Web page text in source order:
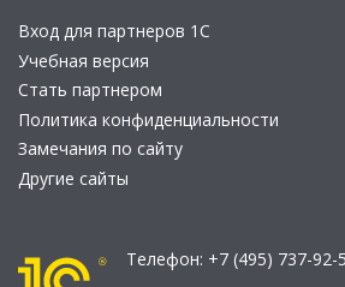
Вход для партнеров 1С
Учебная версия
Стать партнером
Политика конфиденциальности
Замечания по сайту
Другие сайты
Телефон: +7 (495) 737-92-